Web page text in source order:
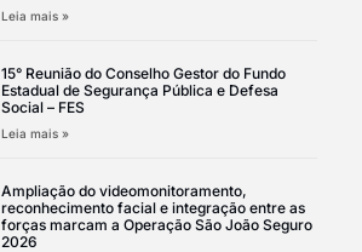
Leia mais »
15° Reunião do Conselho Gestor do Fundo
Estadual de Segurança Pública e Defesa
Social – FES
Leia mais »
Ampliação do videomonitoramento,
reconhecimento facial e integração entre as
forças marcam a Operação São João Seguro
2026